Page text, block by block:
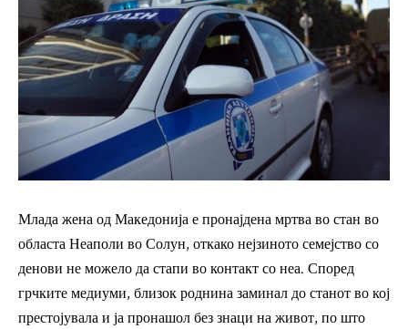
Млада жена од Македонија е пронајдена мртва во стан во
областа Неаполи во Солун, откако нејзиното семејство со
денови не можело да стапи во контакт со неа. Според
грчките медиуми, близок роднина заминал до станот во кој
престојувала и ја пронашол без знаци на живот, по што